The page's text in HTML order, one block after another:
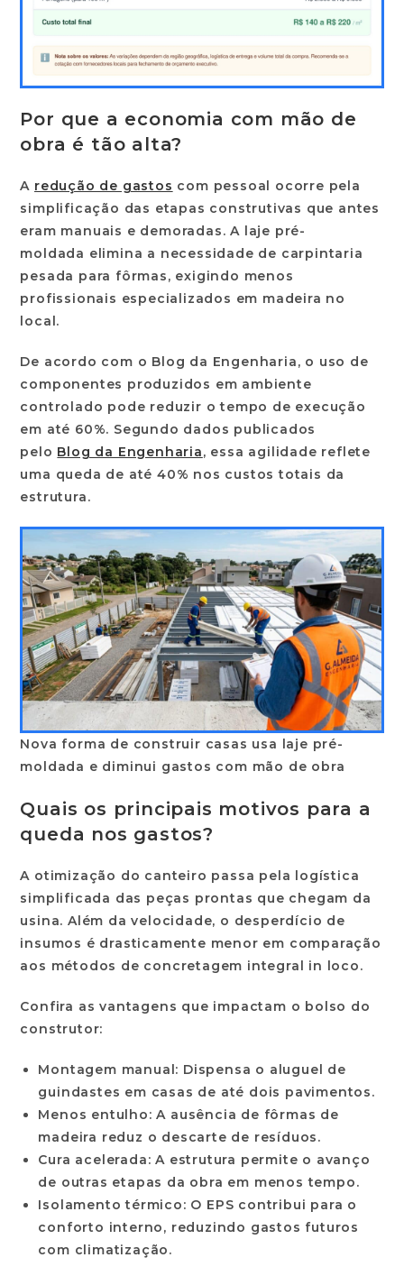
Por que a economia com mão de
obra é tão alta?
A redução de gastos com pessoal ocorre pela
simplificação das etapas construtivas que antes
eram manuais e demoradas. A laje pré-
moldada elimina a necessidade de carpintaria
pesada para fôrmas, exigindo menos
profissionais especializados em madeira no
local.
De acordo com o Blog da Engenharia, o uso de
componentes produzidos em ambiente
controlado pode reduzir o tempo de execução
em até 60%. Segundo dados publicados
pelo Blog da Engenharia, essa agilidade reflete
uma queda de até40% nos custos totais da
estrutura.
Nova forma de construir casas usa laje pré-
moldada e diminui gastos com mão de obra
Quais os principais motivos para a
queda nos gastos?
A otimização do canteiro passa pela logística
simplificada das peças prontas que chegam da
usina. Além da velocidade, o desperdício de
insumos é drasticamente menor em comparação
aos métodos de concretagem integral in loco.
Confira as vantagens que impactam o bolso do
construtor:
Montagem manual: Dispensa o aluguel de
guindastes em casas de até dois pavimentos.
Menos entulho: A ausência de fôrmas de
madeira reduz o descarte de resíduos.
Cura acelerada: A estrutura permite o avanço
de outras etapas da obra em menos tempo.
Isolamento térmico: O EPS contribui para o
conforto interno, reduzindo gastos futuros
com climatização.